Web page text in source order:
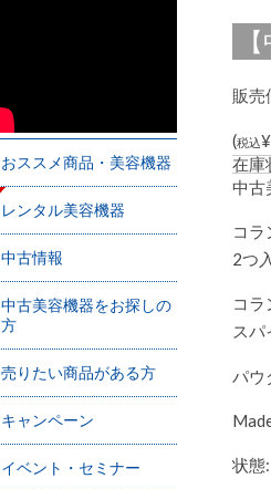
販売
(税込
在庫
中古
コラ
2つ
コラ
スパ
パウ
状態
おススメ商品・美容機器
レンタル美容機器
中古情報
中古美容機器をお探しの
方
売りたい商品がある方
キャンペーン
イベント・セミナー